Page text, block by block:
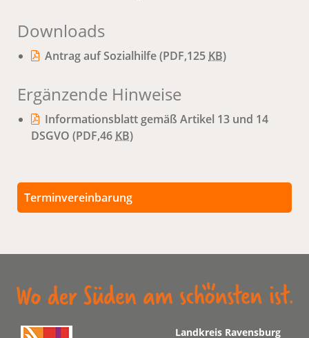
Downloads
Antrag auf Sozialhilfe(PDF,125 KB)
Ergänzende Hinweise
Informationsblatt gemäß Artikel 13 und 14
DSGVO (PDF,46 KB)
Terminvereinbarung
Persönliche Termine sind nach vorheriger
Landkreis Ravensburg